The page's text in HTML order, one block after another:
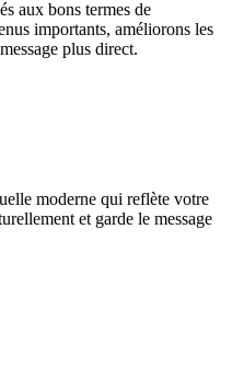
aux bons termes de
importants, améliorons les
plus direct.
moderne qui reflète votre
et garde le message